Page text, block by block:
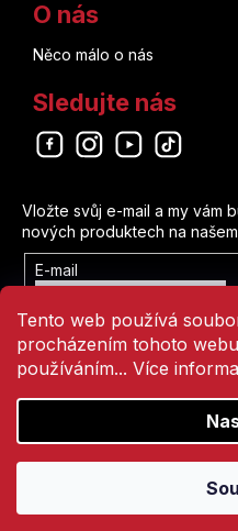
Tento web používá
procházením tohoto
používáním... Více
O nás
Něco málo o nás
Sledujte nás
Odebírat newsletter
Vložte svůj e-mail a my vám
nových produktech na
E-mail
Vložením e-mailu souhlasíte
podmínkami ochrany
Copyright 2026Comics